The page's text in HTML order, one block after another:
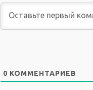
0 КОММЕНТАРИЕВ